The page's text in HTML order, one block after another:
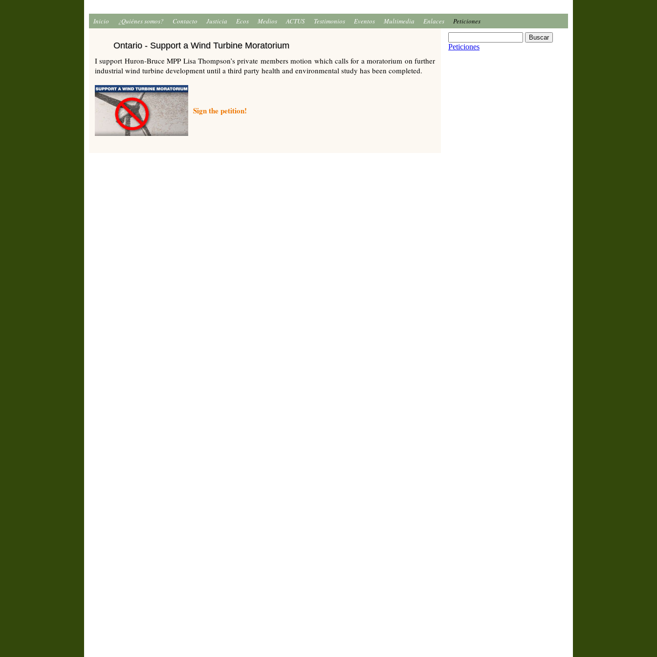
Inicio ¿Quiénes somos? Contacto Justicia Ecos Medios ACTUS Testimonios Eventos Multimedia Enlaces Peticiones
Ontario - Support a Wind Turbine Moratorium
I support Huron-Bruce MPP Lisa Thompson’s private members motion which calls for a moratorium on further
industrial wind turbine development until a third party health and environmental study has been completed.
Sign the petition!